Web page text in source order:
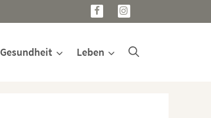
Gesundheit Leben